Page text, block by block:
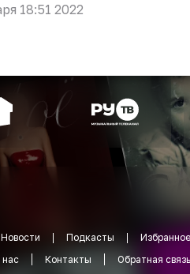
18:51 2022
Новости Подкасты Избранное
Контакты Обратная связь